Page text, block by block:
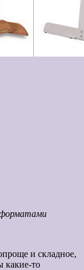
и складное,
какие-то